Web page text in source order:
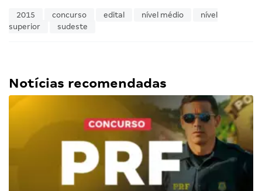
2015 concurso edital nível médio
nível
superior
sudeste
Notícias recomendadas